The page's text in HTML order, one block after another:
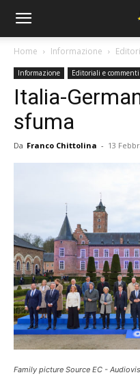
Home Informazione
Informazione Editoriali e commenti
Italia-
sfuma
Da Franco Chittolina - 13
Family picture Source EC -